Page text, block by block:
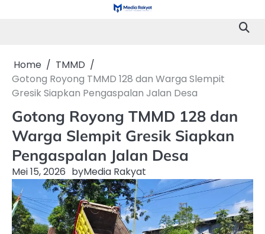
Home
TMMD
Gotong Royong TMMD 128 dan Warga Slempit
Gresik Siapkan Pengaspalan Jalan Desa
Gotong Royong TMMD 128 dan
Warga Slempit Gresik Siapkan
Pengaspalan Jalan Desa
Mei 15, 2026 byMedia Rakyat